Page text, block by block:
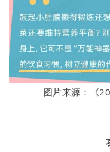
图片来源：《